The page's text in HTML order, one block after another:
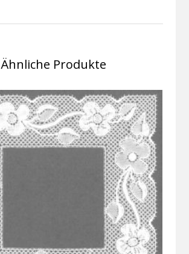
Ähnliche Produkte